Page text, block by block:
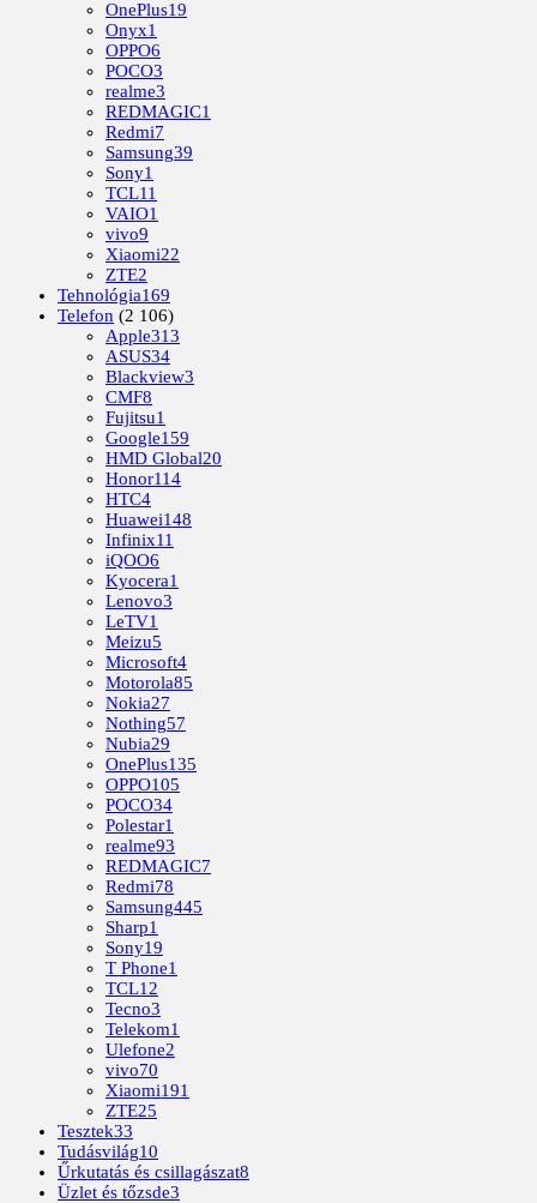
OnePlus19
Onyx1
OPPO6
POCO3
realme3
REDMAGIC1
Redmi7
Samsung39
Sony1
TCL11
VAIO1
vivo9
Xiaomi22
ZTE2
Tehnológia169
Telefon (2 106)
Apple313
ASUS34
Blackview3
CMF8
Fujitsu1
Google159
HMD Global20
Honor114
HTC4
Huawei148
Infinix11
iQOO6
Kyocera1
Lenovo3
LeTV1
Meizu5
Microsoft4
Motorola85
Nokia27
Nothing57
Nubia29
OnePlus135
OPPO105
POCO34
Polestar1
realme93
REDMAGIC7
Redmi78
Samsung445
Sharp1
Sony19
T Phone1
TCL12
Tecno3
Telekom1
Ulefone2
vivo70
Xiaomi191
ZTE25
Tesztek33
Tudásvilág10
Űrkutatás és csillagászat8
Üzlet és tőzsde3